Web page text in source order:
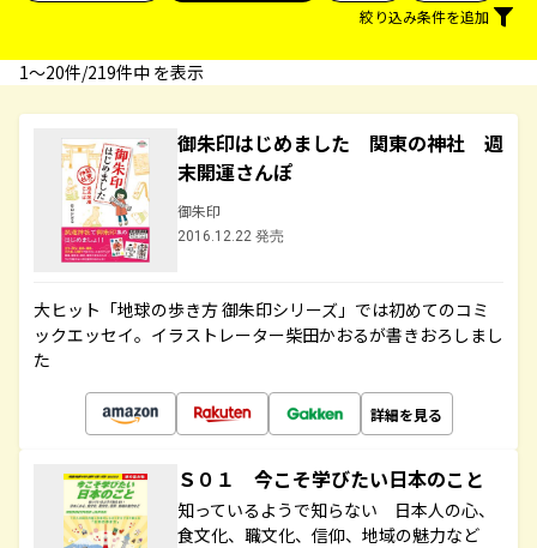
絞り込み条件を追加
1〜20件/219件中 を表示
御朱印はじめました 関東の神社 週
末開運さんぽ
御朱印
2016.12.22 発売
大ヒット「地球の歩き方 御朱印シリーズ」では初めてのコミ
ックエッセイ。イラストレーター柴田かおるが書きおろしまし
た
詳細を見る
Ｓ０１ 今こそ学びたい日本のこと
知っているようで知らない 日本人の心、
食文化、職文化、信仰、地域の魅力など